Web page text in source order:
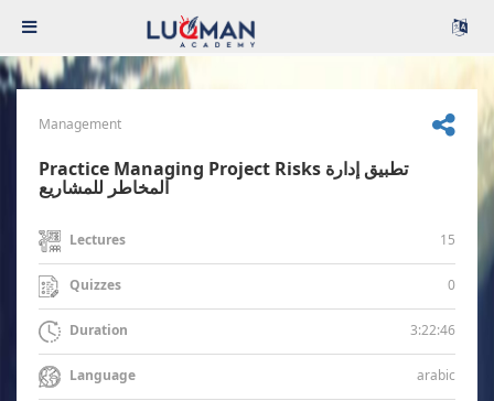
Management
Practice Managing Project Risks تطبيق إدارة
المخاطر للمشاريع
Lectures 15
Quizzes 0
Duration 3:22:46
Language arabic